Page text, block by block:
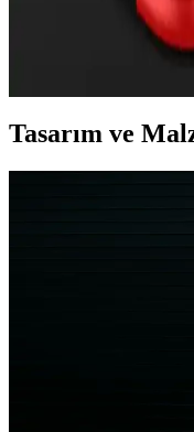
Samsung S7 Edge için
Dayanıklı malzeme ve
Tasarım ve